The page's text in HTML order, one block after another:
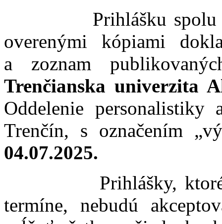
Prihlášku spolu so
overenými kópiami
a zoznam
Trenčianska univerzita
Oddelenie
Trenčín, s označením
04.07.2025.
Prihlášky, ktoré
termíne, nebudú